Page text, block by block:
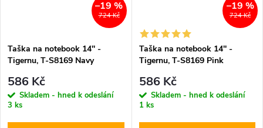
724 Kč
–19 %
Taška na notebook 14'' -
Tigernu, T-S8169 Navy
586 Kč
Skladem - hned k odeslání
3 ks
724 Kč
–19 %
Taška na notebook 14'' -
Tigernu, T-S8169 Pink
586 Kč
Skladem - hned k odeslání
1 ks